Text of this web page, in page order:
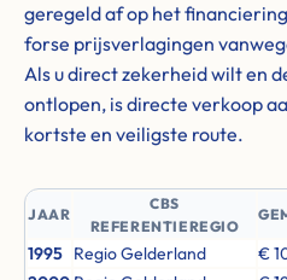
geregeld af op het
forse prijsverlagingen
Als u direct zekerheid wilt en
ontlopen, is directe verkoop
kortste en veiligste route.
JAAR
CBS
REFERENTIEREGIO
1995 Regio Gelderland
€